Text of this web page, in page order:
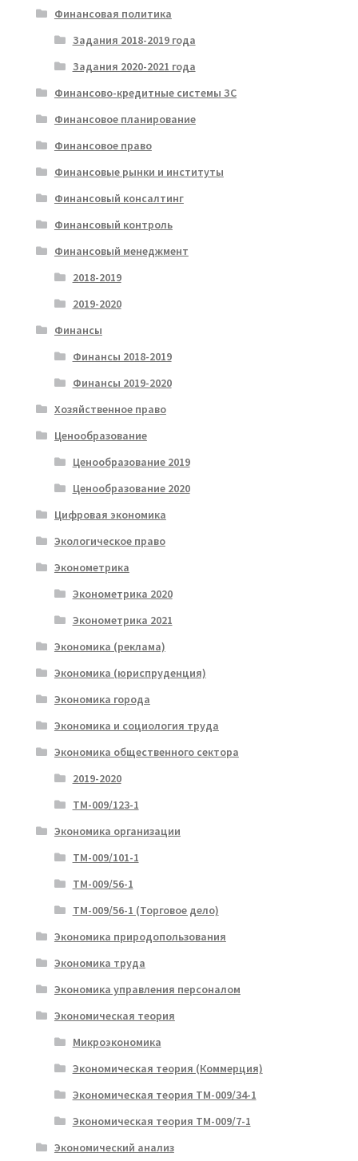
Финансовая политика
Задания 2018-2019 года
Задания 2020-2021 года
Финансово-кредитные системы ЗС
Финансовое планирование
Финансовое право
Финансовые рынки и институты
Финансовый консалтинг
Финансовый контроль
Финансовый менеджмент
2018-2019
2019-2020
Финансы
Финансы 2018-2019
Финансы 2019-2020
Хозяйственное право
Ценообразование
Ценообразование 2019
Ценообразование 2020
Цифровая экономика
Экологическое право
Эконометрика
Эконометрика 2020
Эконометрика 2021
Экономика (реклама)
Экономика (юриспруденция)
Экономика города
Экономика и социология труда
Экономика общественного сектора
2019-2020
ТМ-009/123-1
Экономика организации
ТМ-009/101-1
ТМ-009/56-1
ТМ-009/56-1 (Торговое дело)
Экономика природопользования
Экономика труда
Экономика управления персоналом
Экономическая теория
Микроэкономика
Экономическая теория (Коммерция)
Экономическая теория ТМ-009/34-1
Экономическая теория ТМ-009/7-1
Экономический анализ